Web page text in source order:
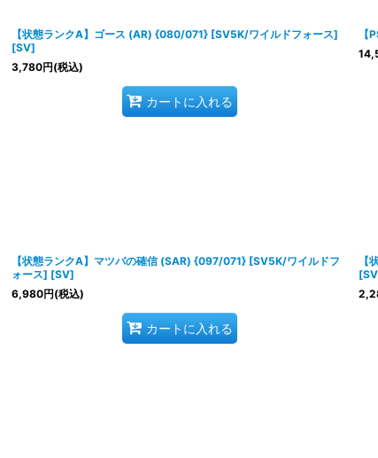
絞り込む
【状態ランクA】ゴース (AR) {080/071} [SV5K/ワイルドフォース]
[SV]
3,780円(税込)
カートに入れる
【
【状態ランクA】マツバの確信 (SAR) {097/071} [SV5K/ワイルドフ
ォース] [SV]
6,980円(税込)
カートに入れる
【